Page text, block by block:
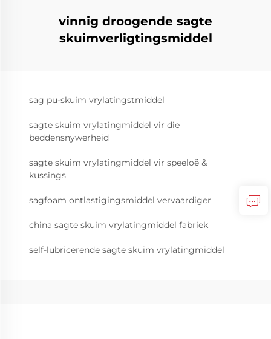
vinnig droogende sagte
skuimverligtingsmiddel
sag pu-skuim vrylatingstmiddel
sagte skuim vrylatingmiddel vir die
beddensnywerheid
sagte skuim vrylatingmiddel vir speeloë &
kussings
sagfoam ontlastigingsmiddel vervaardiger
china sagte skuim vrylatingmiddel fabriek
self-lubricerende sagte skuim vrylatingmiddel